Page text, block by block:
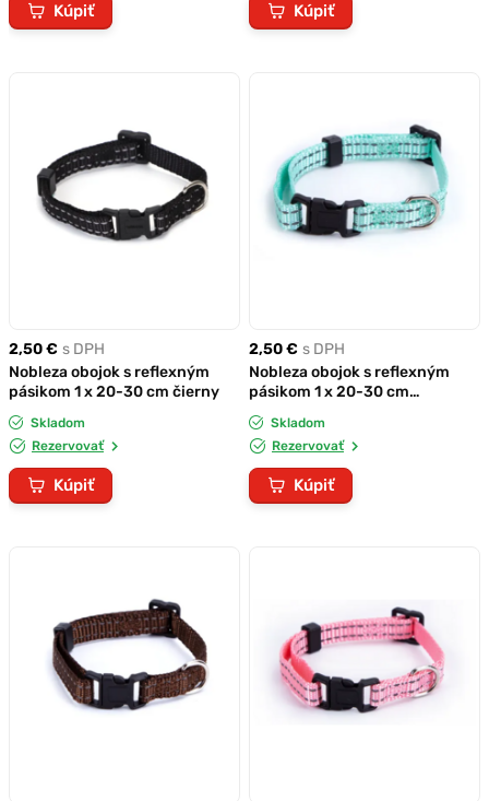
Kúpiť Kúpiť
2,50 € s DPH
Nobleza obojok s reflexným
pásikom 1 x 20-30 cm čierny
Skladom
Rezervovať
Kúpiť
2,50 € s DPH
Nobleza obojok s reflexným
pásikom 1 x 20-30 cm
mentolový
Skladom
Rezervovať
Kúpiť